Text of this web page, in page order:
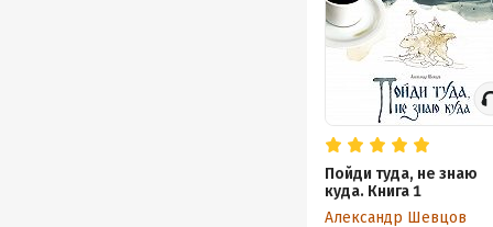
Пойди туда, не знаю
куда. Книга 1
Александр Шевцов